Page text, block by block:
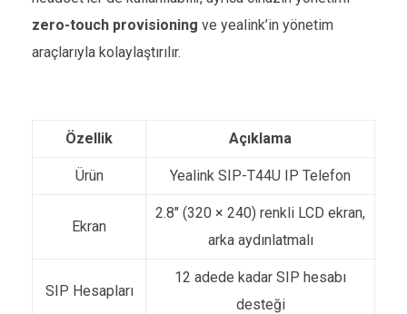
zero-touch provisioning ve yealink’in yönetim
araçlarıyla kolaylaştırılır.
Özellik Açıklama
Ürün Yealink SIP-T44U IP Telefon
Ekran
2.8″ (320 × 240) renkli LCD ekran,
arka aydınlatmalı
SIP Hesapları
12 adede kadar SIP hesabı
desteği